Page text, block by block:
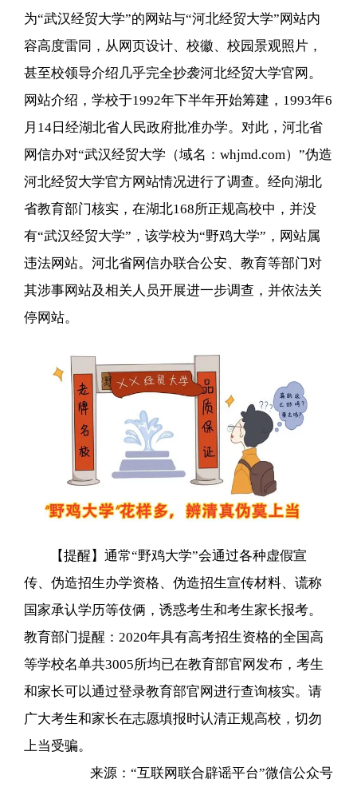
为“武汉经贸大学”的网站与“河北经贸大学”网站内
容高度雷同，从网页设计、校徽、校园景观照片，
甚至校领导介绍几乎完全抄袭河北经贸大学官网。
网站介绍，学校于1992年下半年开始筹建，1993年6
月14日经湖北省人民政府批准办学。对此，河北省
网信办对“武汉经贸大学（域名：whjmd.com）”伪造
河北经贸大学官方网站情况进行了调查。经向湖北
省教育部门核实，在湖北168所正规高校中，并没
有“武汉经贸大学”，该学校为“野鸡大学”，网站属
违法网站。河北省网信办联合公安、教育等部门对
其涉事网站及相关人员开展进一步调查，并依法关
停网站。
【提醒】通常“野鸡大学”会通过各种虚假宣
传、伪造招生办学资格、伪造招生宣传材料、谎称
国家承认学历等伎俩，诱惑考生和考生家长报考。
教育部门提醒：2020年具有高考招生资格的全国高
等学校名单共3005所均已在教育部官网发布，考生
和家长可以通过登录教育部官网进行查询核实。请
广大考生和家长在志愿填报时认清正规高校，切勿
上当受骗。
来源：“互联网联合辟谣平台”微信公众号